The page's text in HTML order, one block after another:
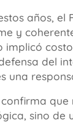
años, el
y
implicó
del
una
confirma
sino de